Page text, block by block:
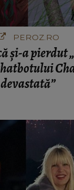
PEROZ.RO
și-a
devastată”